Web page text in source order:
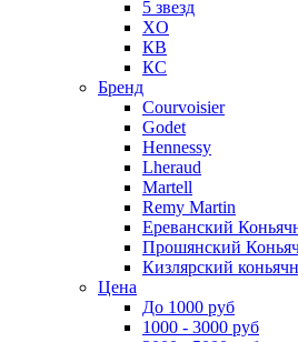
5 звезд
XO
КВ
КС
Бренд
Courvoisier
Godet
Hennessy
Lheraud
Martell
Remy Martin
Ереванский
Прошянский
Кизлярский
Цена
До 1000 руб
1000 - 3000 руб